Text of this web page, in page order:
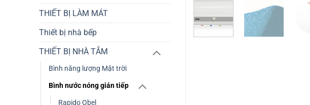
THIẾT BỊ LÀM MÁT
Thiết bị nhà bếp
THIẾT BỊ NHÀ TẮM
Bình năng lượng Mặt trời
Bình nước nóng gián tiếp
Rapido Obel